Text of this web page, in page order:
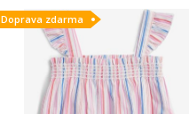
Detail produktu
Doprava zdarma